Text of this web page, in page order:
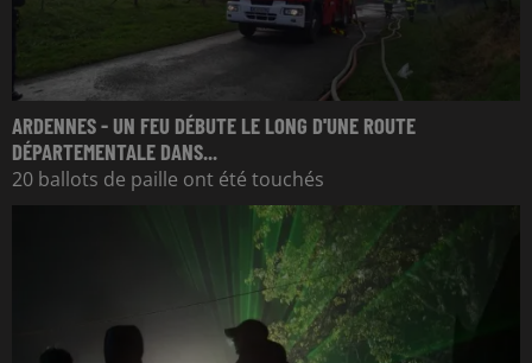
ARDENNES - UN FEU DÉBUTE LE LONG D'UNE ROUTE
DÉPARTEMENTALE DANS...
20 ballots de paille ont été touchés